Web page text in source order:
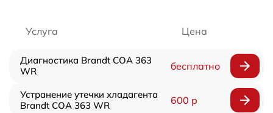
Услуга Цена
Диагностика Brandt COA 363
WR
бесплатно
Устранение утечки хладагента
Brandt COA 363 WR
600 р